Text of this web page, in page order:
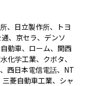
、日立製作所、トヨ
、京セラ、デンソ
動車、ローム、関西
化学工業、クボタ、
西日本電信電話、NT
菱自動車工業、シャ